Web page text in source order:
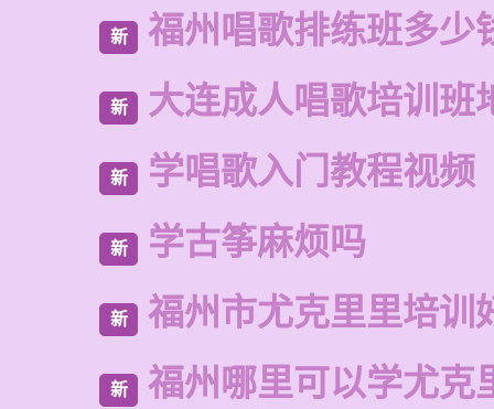
新 福州唱歌排练班多少
新 大连成人唱歌培训班
新 学唱歌入门教程视频
新 学古筝麻烦吗
新 福州市尤克里里培训
新 福州哪里可以学尤克